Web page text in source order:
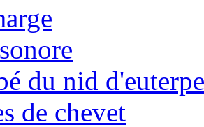
du nid d'euterpe
de chevet